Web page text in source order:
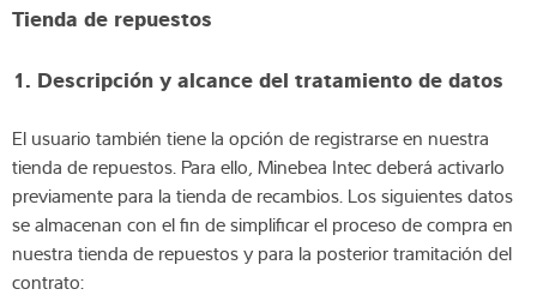
Tienda de repuestos
1. Descripción y alcance del tratamiento de datos
El usuario también tiene la opción de registrarse en nuestra
tienda de repuestos. Para ello, Minebea Intec deberá activarlo
previamente para la tienda de recambios. Los siguientes datos
se almacenan con el fin de simplificar el proceso de compra en
nuestra tienda de repuestos y para la posterior tramitación del
contrato: